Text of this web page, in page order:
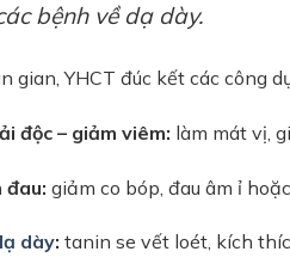
bệnh về dạ dày.
gian, YHCT đúc kết các công
độc – giảm viêm: làm mát vị,
đau: giảm co bóp, đau âm ỉ
dày: tanin se vết loét, kích